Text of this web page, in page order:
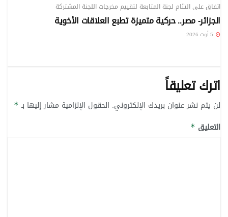
اتفاق على التئام لجنة المتابعة لتقييم مخرجات اللجنة المشتركة
الجزائر- مصر.. حركية متميزة تطبع العلاقات الأخوية
اترك تعليقاً
لن يتم نشر عنوان بريدك الإلكتروني. الحقول الإلزامية مشار إليها بـ *
التعليق *